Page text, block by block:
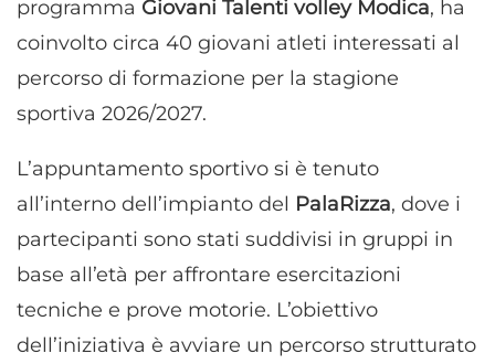
programma Giovani Talenti volley Modica, ha
coinvolto circa 40 giovani atleti interessati al
percorso di formazione per la stagione
sportiva 2026/2027.
L’appuntamento sportivo si è tenuto
all’interno dell’impianto del PalaRizza, dove i
partecipanti sono stati suddivisi in gruppi in
base all’età per affrontare esercitazioni
tecniche e prove motorie. L’obiettivo
dell’iniziativa è avviare un percorso strutturato